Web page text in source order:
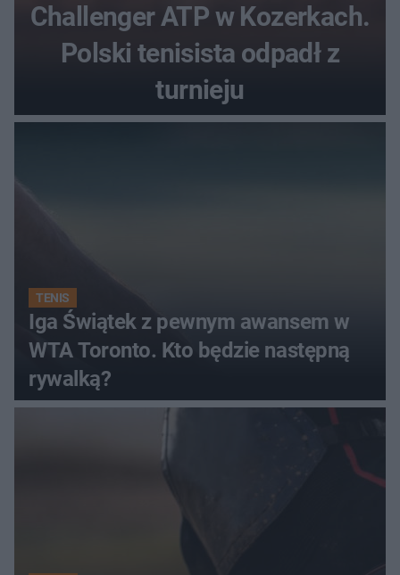
Challenger ATP w Kozerkach.
Polski tenisista odpadł z
turnieju
TENIS
Iga Świątek z pewnym awansem w
WTA Toronto. Kto będzie następną
rywalką?